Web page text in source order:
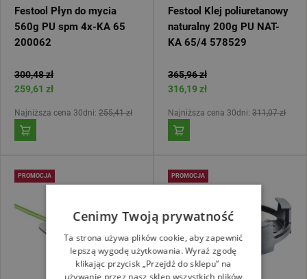
Festool Płyn do mycia
560g PU spm 4x-KA 65
200062
300,48 zł
259,61 zł
Najniższa cena 30dni: 255,41 zł
Festool Klej poliuretanowy
naturalny 200g PU NAT-
KA 65/4 578529
365,96 zł
316,19 zł
Najniższa cena 30dni: 311,07 zł
PROMOCJA PROMOCJA
Cenimy Twoją prywatność
Ta strona używa plików cookie, aby zapewnić
lepszą wygodę użytkowania. Wyraź zgodę
klikając przycisk „Przejdź do sklepu” na
używanie przez nasz sklep wszystkich plików